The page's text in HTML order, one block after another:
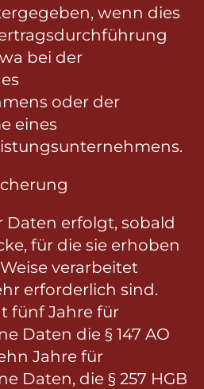
wenn dies
bei der
oder der
eines
Daten erfolgt, sobald
für die sie erhoben
verarbeitet
erforderlich sind.
fünf Jahre für
Daten die § 147 AO
Jahre für
Daten, die § 257 HGB